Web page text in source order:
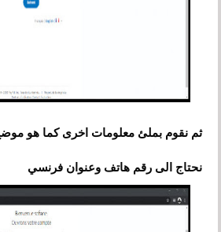
ثم نقوم بملئ معلومات اخرى كما هو
نحتاج الى رقم هاتف وعنوان فرنسي